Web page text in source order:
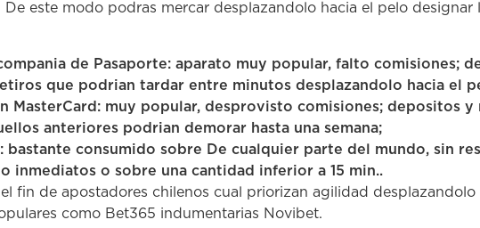
este modo podras mercar desplazandolo hacia el pelo
de Pasaporte: aparato muy popular, falto comisiones;
que podrian tardar entre minutos desplazandolo hacia el
MasterCard: muy popular, desprovisto comisiones; depositos
anteriores podrian demorar hasta una semana;
bastante consumido sobre De cualquier parte del mundo, sin
inmediatos o sobre una cantidad inferior a 15 min..
fin de apostadores chilenos cual priorizan agilidad
como Bet365 indumentarias Novibet.